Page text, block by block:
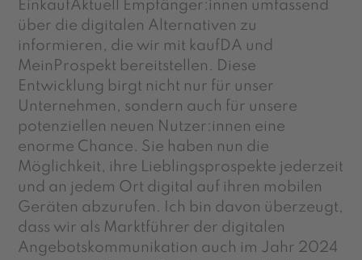
EinkaufAktuell Empfänger:innen umfassend
über die digitalen Alternativen zu
informieren, die wir mit kaufDA und
MeinProspekt bereitstellen. Diese
Entwicklung birgt nicht nur für unser
Unternehmen, sondern auch für unsere
potenziellen neuen Nutzer:innen eine
enorme Chance. Sie haben nun die
Möglichkeit, ihre Lieblingsprospekte jederzeit
und an jedem Ort digital auf ihren mobilen
Geräten abzurufen. Ich bin davon überzeugt,
dass wir als Marktführer der digitalen
Angebotskommunikation auch im Jahr 2024